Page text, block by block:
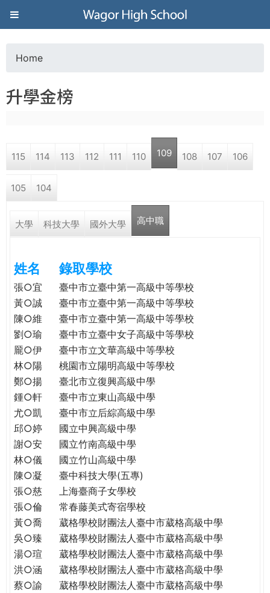
Jump to navigation
葳
格
高
學
格。
民。
WAGOR
TODAY
THE
WORLD
TOMORROW
PUTTING
o
a
r
e
e
r
e
Home
升學金榜
115 114 113 112 111 110 109 108 107 106
105 104
大學 科技大學 國外大學 高中職
姓名 錄取學校
張○宜
臺中市立臺中第一高級中等學校
黃○誠
臺中市立臺中第一高級中等學校
陳○維
臺中市立臺中第一高級中等學校
劉○瑜
臺中市立臺中女子高級中等學校
龎○伊
臺中市立文華高級中等學校
林○陽
桃園市立陽明高級中等學校
鄭○揚
臺北市立復興高級中學
鍾○軒
臺中市立東山高級中學
尤○凱
臺中市立后綜高級中學
邱○婷
國立中興高級中學
謝○安
國立竹南高級中學
林○儀
國立竹山高級中學
陳○凝
臺中科技大學(五專)
張○慈
上海臺商子女學校
張○倫
常春藤美式寄宿學校
黃○喬
葳格學校財團法人臺中市葳格高級中學
吳○臻
葳格學校財團法人臺中市葳格高級中學
湯○瑄
葳格學校財團法人臺中市葳格高級中學
洪○涵
葳格學校財團法人臺中市葳格高級中學
蔡○諭
葳格學校財團法人臺中市葳格高級中學